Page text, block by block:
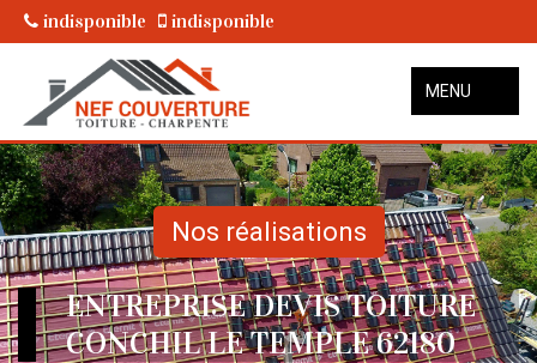
indisponible indisponible
MENU
Nos réalisations
ENTREPRISE DEVIS TOITURE
CONCHIL LE TEMPLE 62180